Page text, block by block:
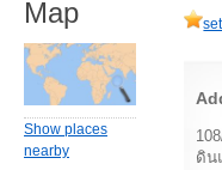
ดิน
Map
Show places
nearby